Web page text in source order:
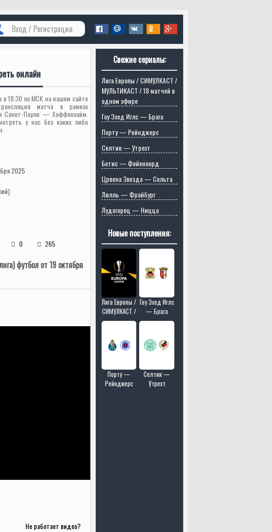
Вход / Регистрация
онлайн
в 18:30 по МСК на нашем сайте
матча в рамках
Санкт-Паули — Хоффенхайм.
у нас без каких либо
2025
0 265
футбол от 19 октября
Не работает видео?
Свежие сериалы:
Лига Европы / СИМУЛКАСТ /
МУЛЬТИКАСТ / 18 матчей в
одном эфире
Гоу Эхед Иглс — Брага
Порту — Рейнджерс
Селтик — Утрехт
Бетис — Фейеноорд
Црвена Звезда — Сельта
Лилль — Фрайбург
Лудогорец — Ницца
Новые поступления:
Лига Европы /
СИМУЛКАСТ /
МУЛЬТИКАСТ
одном эфире
Гоу Эхед Иглс
— Брага
Порту —
Рейнджерс
Селтик —
Утрехт